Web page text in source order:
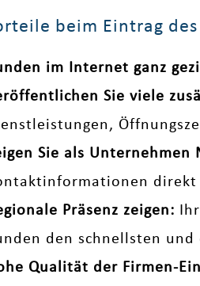
beim Eintrag
im Internet ganz
Sie viele
Sie als Unternehmen
Präsenz zeigen:
den schnellsten
Qualität der Firmen-